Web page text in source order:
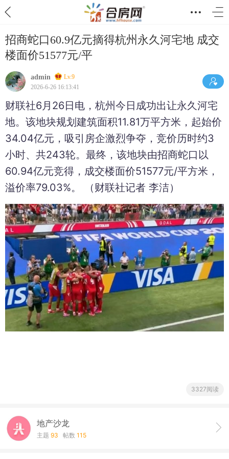
招商蛇口60.9亿元摘得杭州永久河宅地 成交
楼面价51577元/平
admin
Lv.9
2026-6-26 16:13:41
财联社6月26日电，杭州今日成功出让永久河宅
地。该地块规划建筑面积11.81万平方米，起始价
34.04亿元，吸引房企激烈争夺，竞价历时约3
小时、共243轮。最终，该地块由招商蛇口以
60.94亿元竞得，成交楼面价51577元/平方米，
溢价率79.03%。 （财联社记者 李洁）
3327阅读
地产沙龙
主题 93 帖数 115